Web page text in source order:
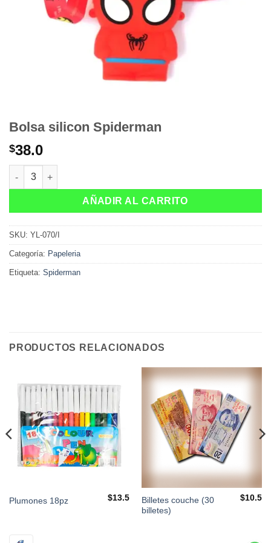
Bolsa silicon Spiderman
$38.0
Bolsa silicon Spiderman cantidad
AÑADIR AL CARRITO
SKU: YL-070/I
Categoría: Papeleria
Etiqueta: Spiderman
PRODUCTOS RELACIONADOS
Plumones 18pz $13.5
Billetes couche (30
billetes)
$10.5